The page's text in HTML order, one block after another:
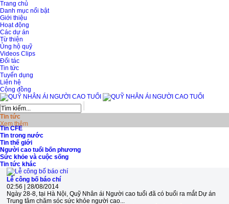
Trang chủ
Danh mục nổi bật
Giới thiệu
Hoạt động
Các dự án
Từ thiện
Ủng hộ quỹ
Videos Clips
Đối tác
Tin tức
Tuyển dụng
Liên hệ
Cộng đồng
Tin tức
Xem thêm
Tin CFE
Tin trong nước
Tin thế giới
Người cao tuổi bốn phương
Sức khỏe và cuộc sống
Tin tức khác
Lễ công bố báo chí
02:56 | 28/08/2014
Ngày 28-8, tại Hà Nội, Quỹ Nhân ái Người cao tuổi đã có buổi ra mắt Dự án
Trung tâm chăm sóc sức khỏe người cao...